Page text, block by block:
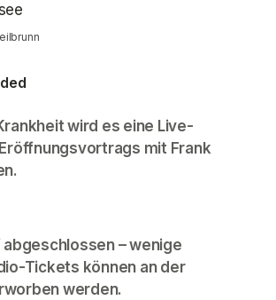
wird es eine Live-
mit Frank
– wenige
Tickets können an der
werden.